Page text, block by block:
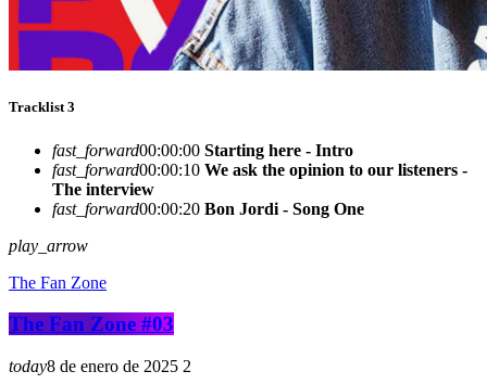
Tracklist 3
fast_forward00:00:00 Starting here - Intro
fast_forward00:00:10 We ask the opinion to our listeners -
The interview
fast_forward00:00:20 Bon Jordi - Song One
play_arrow
The Fan Zone
The Fan Zone #03
today8 de enero de 2025 2